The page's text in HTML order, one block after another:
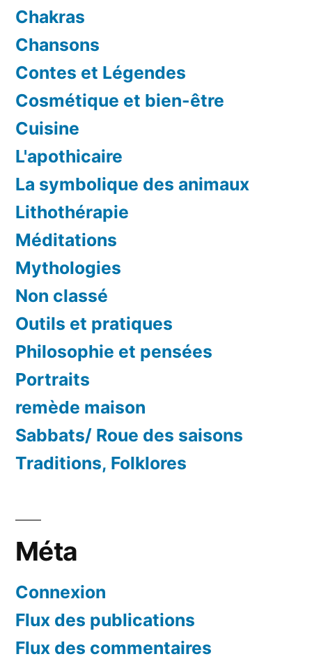
Chakras
Chansons
Contes et Légendes
Cosmétique et bien-être
Cuisine
L'apothicaire
La symbolique des animaux
Lithothérapie
Méditations
Mythologies
Non classé
Outils et pratiques
Philosophie et pensées
Portraits
remède maison
Sabbats/ Roue des saisons
Traditions, Folklores
Méta
Connexion
Flux des publications
Flux des commentaires